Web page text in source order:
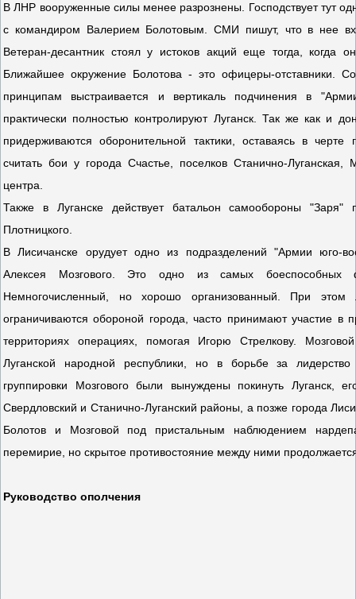
В ЛНР вооруженные силы менее разрознены. Господствует тут
с командиром Валерием Болотовым. СМИ пишут, что в нее
Ветеран-десантник стоял у истоков акций еще тогда, когда
Ближайшее окружение Болотова - это офицеры-отставники.
принципам выстраивается и вертикаль подчинения в
практически полностью контролируют Луганск. Так же как и
придерживаются оборонительной тактики, оставаясь в
считать бои у города Счастье, поселков Станично-Луганская,
центра.
Также в Луганске действует батальон самообороны "Заря"
Плотницкого.
В Лисичанске орудует одно из подразделений "Армии юго-
Алексея Мозгового. Это одно из самых боеспособных
Немногочисленный, но хорошо организованный. При этом
ограничиваются обороной города, часто принимают участие в
территориях операциях, помогая Игорю Стрелкову.
Луганской народной республики, но в борьбе за
группировки Мозгового были вынуждены покинуть Луганск,
Свердловский и Станично-Луганский районы, а позже города
Болотов и Мозговой под пристальным наблюдением
перемирие, но скрытое противостояние между ними
Руководство ополчения